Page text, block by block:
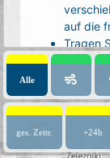
auf die
Tragen
und
Trinken
Wasser,
Alle
ges. Zeitr. +24h